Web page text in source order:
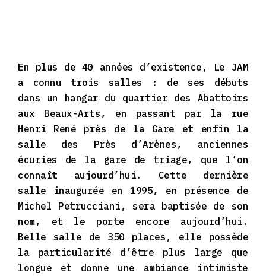
En plus de 40 années d’existence, Le JAM
a connu trois salles : de ses débuts
dans un hangar du quartier des Abattoirs
aux Beaux-Arts, en passant par la rue
Henri René près de la Gare et enfin la
salle des Près d’Arènes, anciennes
écuries de la gare de triage, que l’on
connaît aujourd’hui. Cette dernière
salle inaugurée en 1995, en présence de
Michel Petrucciani, sera baptisée de son
nom, et le porte encore aujourd’hui.
Belle salle de 350 places, elle possède
la particularité d’être plus large que
longue et donne une ambiance intimiste